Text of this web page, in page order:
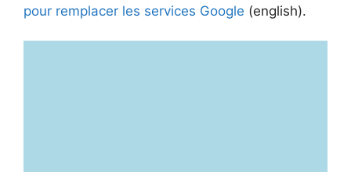
pour remplacer les services Google (english).